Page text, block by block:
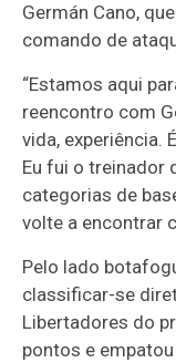
Germán Cano,
comando de
“Estamos aqui
reencontro com
vida, experiência.
Eu fui o treinador
categorias de
volte a encontrar
Pelo lado
classificar-se
Libertadores do
pontos e